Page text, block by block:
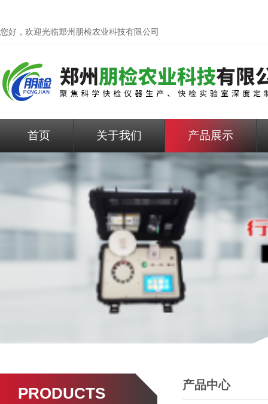
您好，欢迎光临郑州朋检农业科技有限公司
首页 关于我们 产品展示
PRODUCTS 产品中心